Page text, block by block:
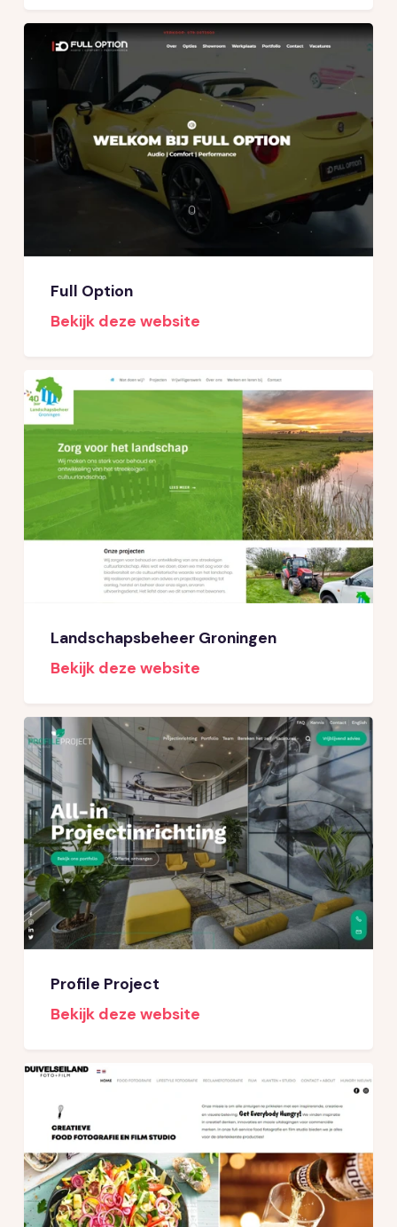
Full Option
Bekijk deze website
Landschapsbeheer Groningen
Bekijk deze website
Profile Project
Bekijk deze website